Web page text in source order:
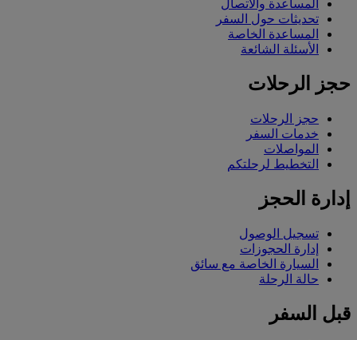
المساعدة والاتصال
تحديثات حول السفر
المساعدة الخاصة
الأسئلة الشائعة
حجز الرحلات
حجز الرحلات
خدمات السفر
المواصلات
التخطيط لرحلتكم
إدارة الحجز
تسجيل الوصول
إدارة الحجوزات
السيارة الخاصة مع سائق
حالة الرحلة
قبل السفر